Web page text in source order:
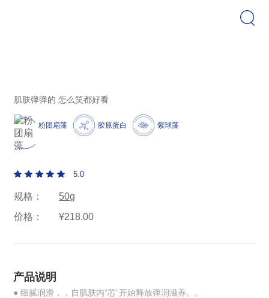
肌肤弹弹的 怎么笑都好看
粉团扇藻 胶原蛋白 紫球藻
5.0
规格：
50g
价格：
¥218.00
产品说明
●细腻润滑，，自肌肤内“芯”开始释放弹润滋养。。